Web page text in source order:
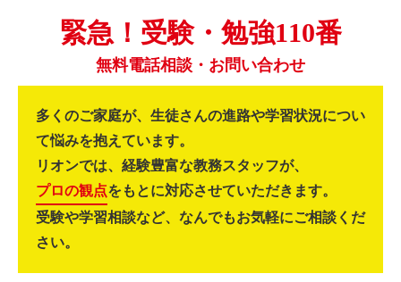
緊急！受験・勉強110番
無料電話相談・お問い合わせ
多くのご家庭が、生徒さんの進路や学習状況につい
て悩みを抱えています。
リオンでは、経験豊富な教務スタッフが、
プロの観点をもとに対応させていただきます。
受験や学習相談など、なんでもお気軽にご相談くだ
さい。